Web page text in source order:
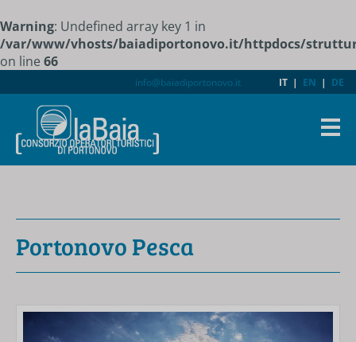
Warning: Undefined array key 1 in
/var/www/vhosts/baiadiportonovo.it/httpdocs/
on line 66
info@baiadiportonovo.it IT | EN | DE
Portonovo Pesca